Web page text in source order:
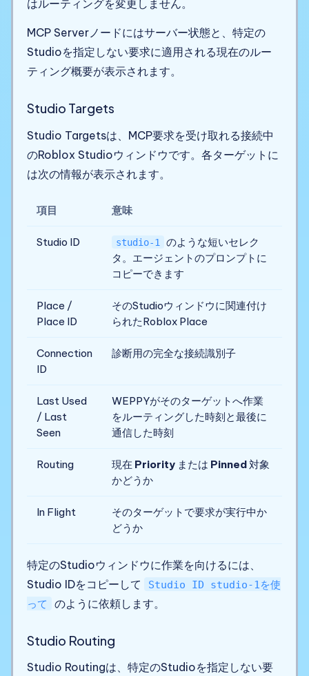
はルーティングを変更しません。
MCP Serverノードにはサーバー状態と、特定の
Studioを指定しない要求に適用される現在のルー
ティング概要が表示されます。
Studio Targets
Studio Targetsは、MCP要求を受け取れる接続中
のRoblox Studioウィンドウです。各ターゲットに
は次の情報が表示されます。
項目 意味
Studio ID studio-1
のような短いセレク
タ。エージェントのプロンプトに
コピーできます
Place /
Place ID
そのStudioウィンドウに関連付け
られたRoblox Place
Connection
ID
診断用の完全な接続識別子
Last Used
/ Last
Seen
WEPPYがそのターゲットへ作業
をルーティングした時刻と最後に
通信した時刻
Routing 現在 Priorityまたは Pinned対象
かどうか
In Flight
そのターゲットで要求が実行中か
どうか
特定のStudioウィンドウに作業を向けるには、
Studio IDをコピーして
Studio ID studio-1を使
って
のように依頼します。
Studio Routing
Studio Routingは、特定のStudioを指定しない要